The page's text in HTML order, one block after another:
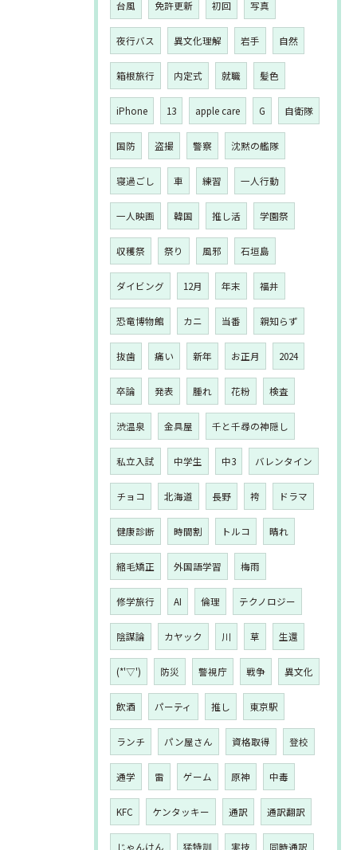
台風 免許更新 初回 写真
夜行バス 異文化理解 岩手 自然
箱根旅行 内定式 就職 髪色
iPhone 13 apple care G 自衛隊
国防 盗撮 警察 沈黙の艦隊
寝過ごし 車 練習 一人行動
一人映画 韓国 推し活 学園祭
収穫祭 祭り 風邪 石垣島
ダイビング 12月 年末 福井
恐竜博物館 カニ 当番 親知らず
抜歯 痛い 新年 お正月 2024
卒論 発表 腫れ 花粉 検査
渋温泉 金具屋 千と千尋の神隠し
私立入試 中学生 中3 バレンタイン
チョコ 北海道 長野 袴 ドラマ
健康診断 時間割 トルコ 晴れ
縮毛矯正 外国語学習 梅雨
修学旅行 AI 倫理 テクノロジー
陰謀論 カヤック 川 草 生還
(*'▽') 防災 警視庁 戦争 異文化
飲酒 パーティ 推し 東京駅
ランチ パン屋さん 資格取得 登校
通学 雷 ゲーム 原神 中毒
KFC ケンタッキー 通訳 通訳翻訳
じゃんけん 猛特訓 実技 同時通訳